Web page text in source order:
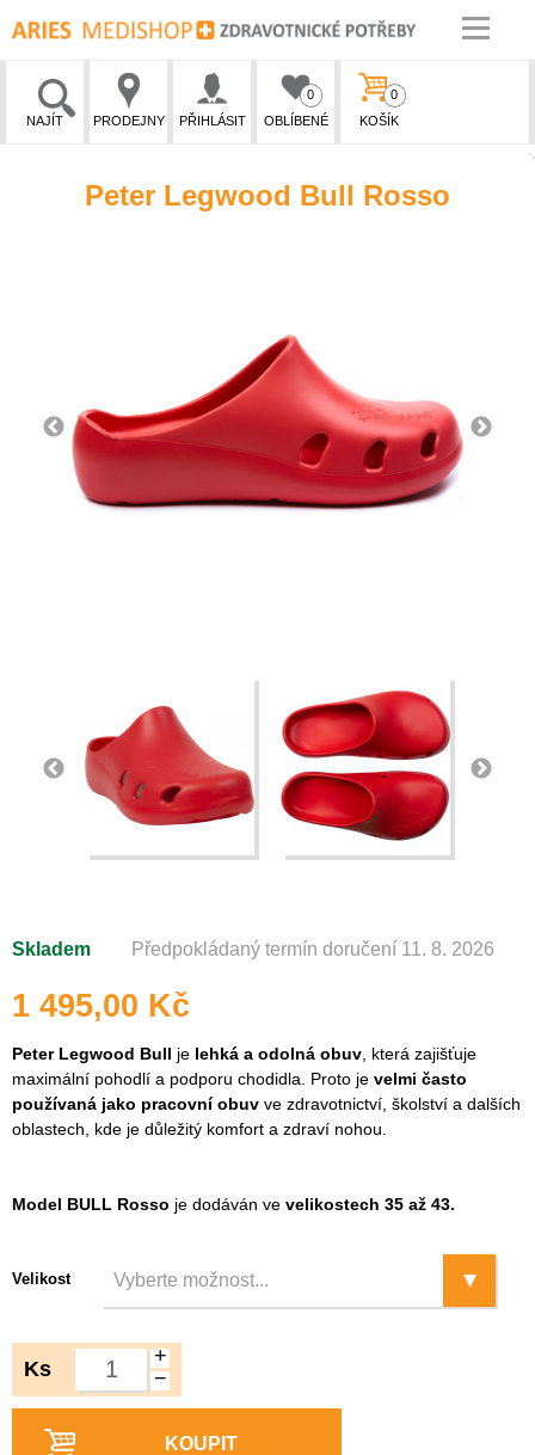
NAJÍT PRODEJNY PŘIHLÁSIT OBLÍBENÉ
0
KOŠÍK
0
Peter Legwood Bull Rosso
Skladem Předpokládaný termín doručení 11. 8. 2026
1 495,00 Kč
Peter Legwood Bull je lehká a odolná obuv , která zajišťuje
maximální pohodlí a podporu chodidla. Proto je velmi často
používaná jako pracovní obuv ve zdravotnictví, školství a dalších
oblastech, kde je důležitý komfort a zdraví nohou.
Model BULL Rosso je dodáván ve velikostech 35 až 43.
Velikost
Ks
+
−
KOUPIT